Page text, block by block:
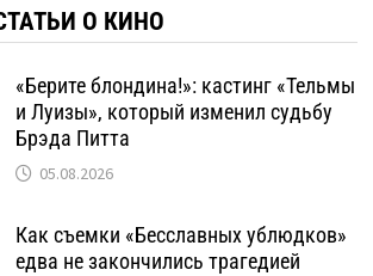
О КИНО
«Берите блондина!»: кастинг «Тельмы
и Луизы», который изменил судьбу
Брэда Питта
05.08.2026
Как съемки «Бесславных ублюдков»
едва не закончились трагедией